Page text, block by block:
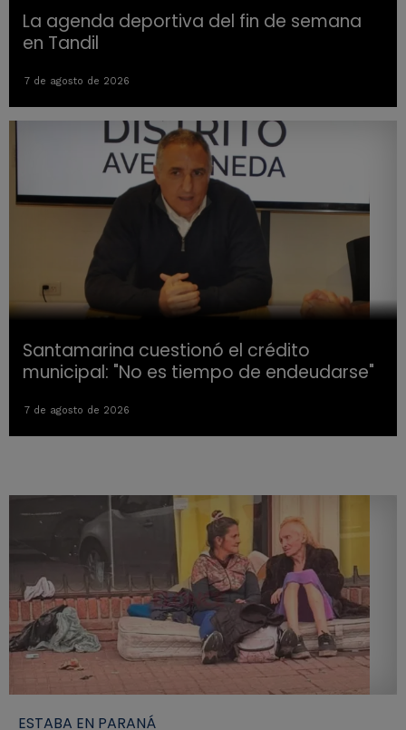
La agenda deportiva del fin de semana
en Tandil
7 de agosto de 2026
Santamarina cuestionó el crédito
municipal: "No es tiempo de endeudarse"
7 de agosto de 2026
ESTABA EN PARANÁ